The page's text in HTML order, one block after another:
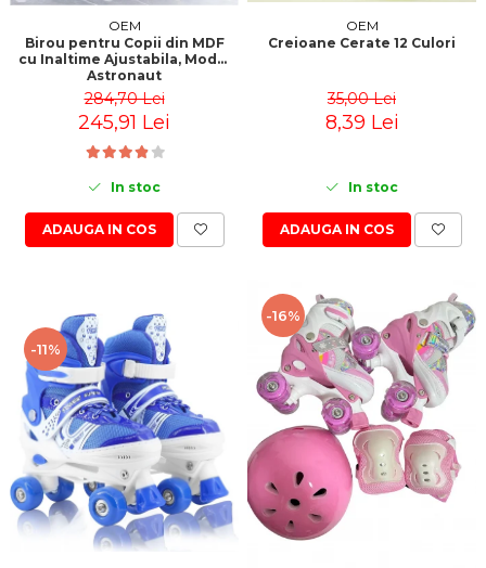
OEM
Birou pentru Copii din MDF
cu Inaltime Ajustabila, Model
Astronaut
284,70 Lei
245,91 Lei
In stoc
ADAUGA IN COS
OEM
Creioane Cerate 12 Culori
35,00 Lei
8,39 Lei
In stoc
ADAUGA IN COS
-11%
-16%